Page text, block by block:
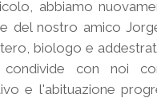
abbiamo
del nostro amico
biologo e
condivide con noi
e l'abituazione